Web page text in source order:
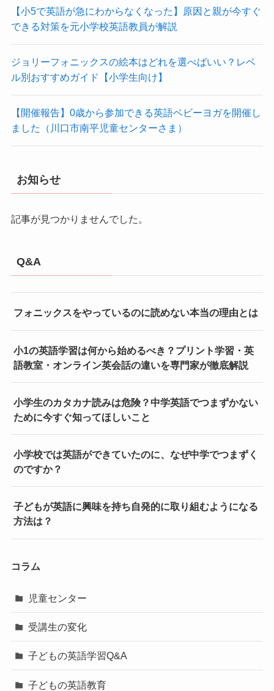
【小5で英語が急にわからなくなった】原因と親が今すぐ
できる対策を元小学校英語教員が解説
ジョリーフォニックスの絵本はどれを選べばいい？レベ
ル別おすすめガイド【小学生向け】
【開催報告】0歳から参加できる英語ベビーヨガを開催し
ました（川口市南平児童センターさま）
お知らせ
記事が見つかりませんでした。
Q&A
フォニックスをやっているのに読めない本当の理由とは
小1の英語学習は何から始めるべき？プリント学習・英
語教室・オンライン英会話の違いを専門家が徹底解説
小学生のカタカナ読みは危険？中学英語でつまずかない
ために今すぐ知ってほしいこと
小学校では英語ができていたのに、なぜ中学でつまずく
のですか？
子どもが英語に興味を持ち自発的に取り組むようになる
方法は？
コラム
児童センター
受講生の変化
子どもの英語学習Q&A
子どもの英語教育